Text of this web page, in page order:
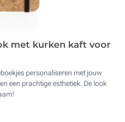
met kurken kaft voor
personaliseren met jouw
een prachtige esthetiek. De look